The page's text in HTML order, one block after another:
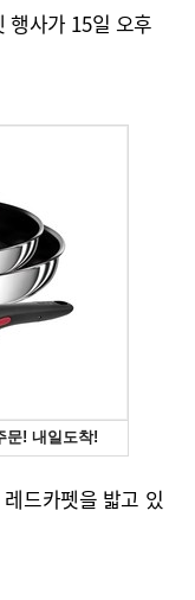
행사가 15일 오후
드카펫을 밟고 있